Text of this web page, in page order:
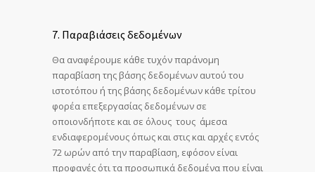
7. Παραβιάσεις δεδομένων
Θα αναφέρουμε κάθε τυχόν παράνομη
παραβίαση της βάσης δεδομένων αυτού του
ιστοτόπου ή της βάσης δεδομένων κάθε τρίτου
φορέα επεξεργασίας δεδομένων σε
οποιονδήποτε και σε όλους τους άμεσα
ενδιαφερομένους όπως και στις και αρχές εντός
72 ωρών από την παραβίαση, εφόσον είναι
προφανές ότι τα προσωπικά δεδομένα που είναι